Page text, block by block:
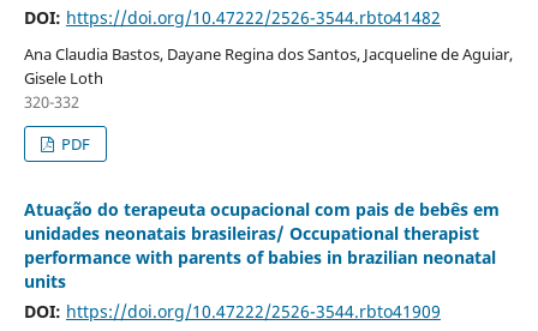
DOI: https://doi.org/10.47222/2526-3544.rbto41482
Ana Claudia Bastos, Dayane Regina dos Santos, Jacqueline de Aguiar,
Gisele Loth
320-332
PDF
Atuação do terapeuta ocupacional com pais de bebês em
unidades neonatais brasileiras/ Occupational therapist
performance with parents of babies in brazilian neonatal
units
DOI: https://doi.org/10.47222/2526-3544.rbto41909